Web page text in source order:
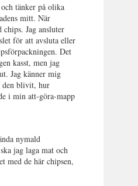
tänker på olika
mitt. När
Jag ansluter
för att avsluta eller
Det
kasst, men jag
Jag känner mig
den blivit, hur
i min att-göra-mapp
nymald
jag laga mat och
med de här chipsen,